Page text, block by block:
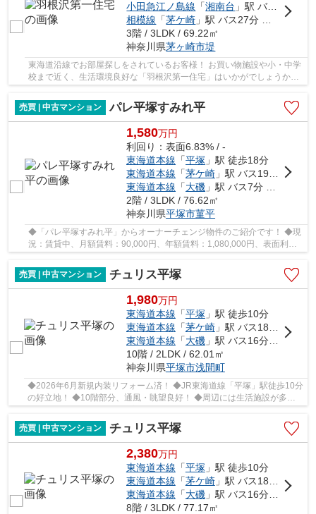
小田急江ノ島線 「湘南台 」駅 バス23分 「滝の沢」 停歩5分
相模線 「茅ケ崎 」駅 バス27分 「滝の沢小学校前」 停歩3分
3階 / 3LDK / 69.22㎡
神奈川県茅ヶ崎市堤
東海道沿線でお部屋探しをされているお客様！ お買い物施設や小・中学
校まで近く、生活環境良好な「羽根沢第一住宅」はいかがでしょうか？♪
売買 | 中古マンション
パレ平塚すみれ平
1,580万円
利回り：表面6.83% / -
東海道本線 「平塚 」駅 徒歩18分
東海道本線 「茅ケ崎 」駅 バス19分 「平塚駅北口」 停歩20分
東海道本線 「大磯 」駅 バス7分 「すみれ平局前」 停歩3分
2階 / 3LDK / 76.62㎡
神奈川県平塚市菫平
◆「パレ平塚すみれ平」からオーナーチェンジ物件のご紹介です！ ◆現
況：賃貸中、月額賃料：90,000円、年額賃料：1,080,000円、表面利回
売買 | 中古マンション
チュリス平塚
1,980万円
東海道本線 「平塚 」駅 徒歩10分
東海道本線 「茅ケ崎」駅 バス18分 「四ツ角（平塚市）」 停歩10分
東海道本線 「大磯」駅 バス16分 「銀座通り（平塚市）」 停歩8分
10階 / 2LDK / 62.01㎡
神奈川県平塚市浅間町
◆2026年6月新規内装リフォーム済！ ◆JR東海道線「平塚」駅徒歩10分
の好立地！ ◆10階部分、通風・眺望良好！ ◆周辺には生活施設が多数
売買 | 中古マンション
チュリス平塚
2,380万円
東海道本線 「平塚 」駅 徒歩10分
東海道本線 「茅ケ崎」駅 バス18分 「四ツ角（平塚市）」 停歩10分
東海道本線 「大磯」駅 バス16分 「銀座通り（平塚市）」 停歩8分
8階 / 3LDK / 77.17㎡